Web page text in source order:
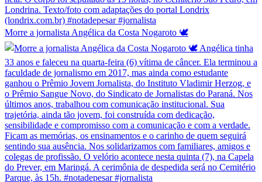
Morre a jornalista Angélica da Costa Nogaroto 🕊️